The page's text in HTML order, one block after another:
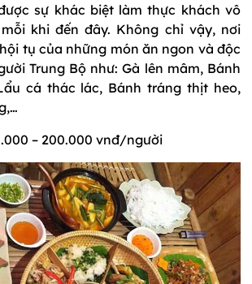
sự khác biệt làm thực khách vô
khi đến đây. Không chỉ vậy, nơi
tụ của những món ăn ngon và độc
Trung Bộ như: Gà lên mâm, Bánh
cá thác lác, Bánh tráng thịt heo,
– 200.000 vnđ/người